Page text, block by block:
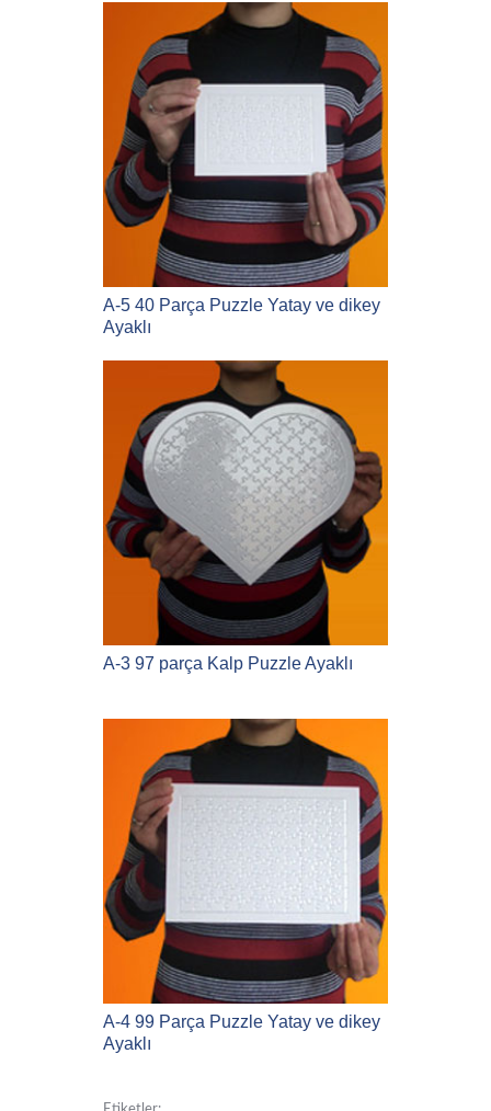
A-5 40 Parça Puzzle Yatay ve dikey
Ayaklı
A-3 97 parça Kalp Puzzle Ayaklı
A-4 99 Parça Puzzle Yatay ve dikey
Ayaklı